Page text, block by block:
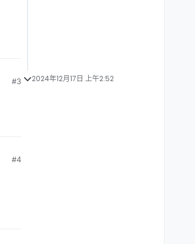
#3
#4
2024年12月17日 上午2:52